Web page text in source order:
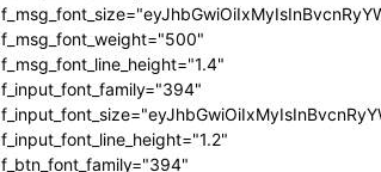
f_msg_font_weight="500"
f_msg_font_line_height="1.4"
f_input_font_family="394"
f_input_font_line_height="1.2"
f_btn_font_family="394"